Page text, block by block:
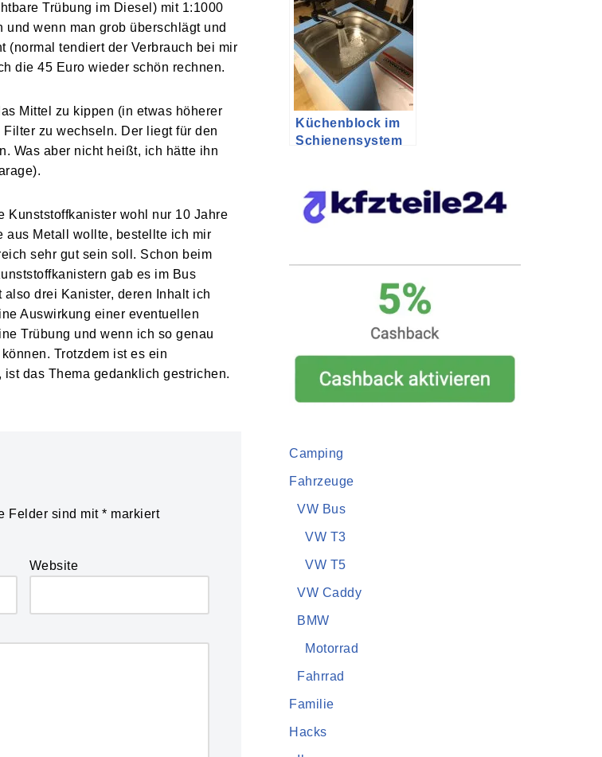
Trübung im Diesel) mit 1:1000
wenn man grob überschlägt und
(normal tendiert der Verbrauch bei mir
die 45 Euro wieder schön rechnen.
Mittel zu kippen (in etwas höherer
zu wechseln. Der liegt für den
Was aber nicht heißt, ich hätte ihn
Kunststoffkanister wohl nur 10 Jahre
aus Metall wollte, bestellte ich mir
sehr gut sein soll. Schon beim
gab es im Bus
drei Kanister, deren Inhalt ich
Auswirkung einer eventuellen
Trübung und wenn ich so genau
Trotzdem ist es ein
das Thema gedanklich gestrichen.
Felder sind mit * markiert
Website
Küchenblock im
Schienensystem
Ikea Alex
Camping
Fahrzeuge
VW Bus
VW T3
VW T5
VW Caddy
BMW
Motorrad
Fahrrad
Familie
Hacks